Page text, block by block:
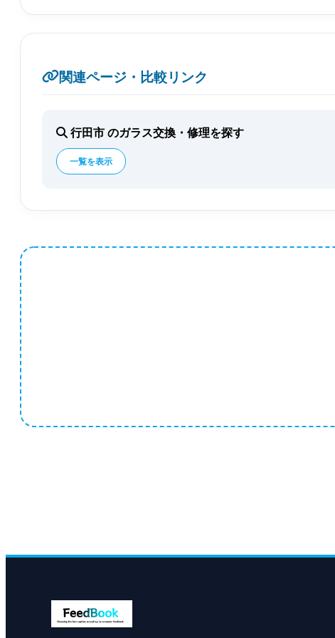
関連ページ・比較リンク
行田市 のガラス交換・修理を探す
一覧を表示